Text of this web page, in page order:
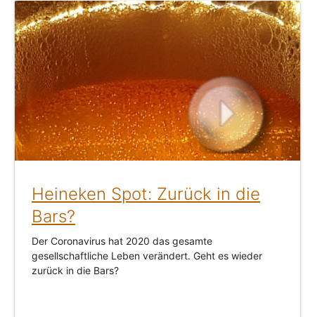
Heineken Spot: Zurück in die
Bars?
Der Coronavirus hat 2020 das gesamte
gesellschaftliche Leben verändert. Geht es wieder
zurück in die Bars?